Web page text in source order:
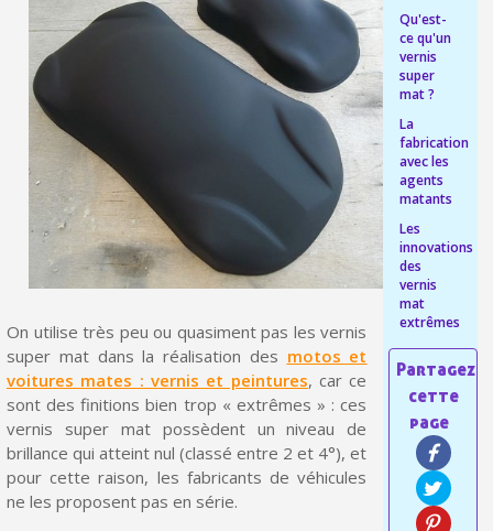
Inscription à la newsletter : 5€ de réduction
Livraison sous 24 h en France Métropolitaine
Livraison offerte en France métropolitaine pour 250€ d'achats
Paiement en 4x sans frais dès 30€ d'achats
Votre devis en ligne en moins d'1 minute
Partagez vos créations et obtenez des bons d'achat
Gagnez des points de fidélité à chaque commande
Livraison sous 24 h en France Métropolitaine
Retour produits sous 14 jours
Réduction de 5€ sur la première commande
10€ de bon d'achat pour chaque parrainage
Inscription à la newsletter : 5€ de réduction
Livraison sous 24 h en France Métropolitaine
On utilise très peu ou quasiment pas les vernis
super mat dans la réalisation des motos et
voitures mates : vernis et peintures, car ce
sont des finitions bien trop « extrêmes » : ces
vernis super mat possèdent un niveau de
brillance qui atteint nul (classé entre 2 et 4°), et
pour cette raison, les fabricants de véhicules
ne les proposent pas en série.
Qu'est-
ce qu'un
vernis
super
mat ?
La
fabrication
avec les
agents
matants
Les
innovations
des
vernis
mat
extrêmes